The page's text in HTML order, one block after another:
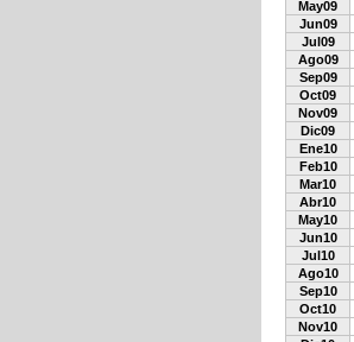
May09
Jun09
Jul09
Ago09
Sep09
Oct09
Nov09
Dic09
Ene10
Feb10
Mar10
Abr10
May10
Jun10
Jul10
Ago10
Sep10
Oct10
Nov10